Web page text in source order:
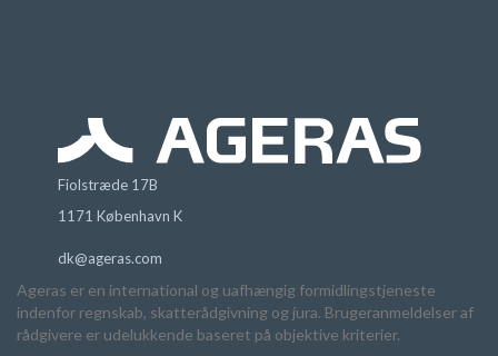
Fiolstræde 17B
1171 København K
dk@ageras.com
Ageras er en international og uafhængig formidlingstjeneste
indenfor regnskab, skatterådgivning og jura. Brugeranmeldelser af
rådgivere er udelukkende baseret på objektive kriterier.